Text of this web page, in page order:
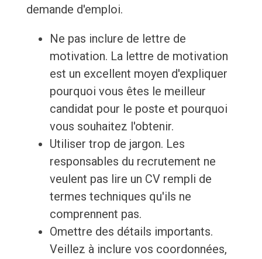
demande d'emploi.
Ne pas inclure de lettre de
motivation. La lettre de motivation
est un excellent moyen d'expliquer
pourquoi vous êtes le meilleur
candidat pour le poste et pourquoi
vous souhaitez l'obtenir.
Utiliser trop de jargon. Les
responsables du recrutement ne
veulent pas lire un CV rempli de
termes techniques qu'ils ne
comprennent pas.
Omettre des détails importants.
Veillez à inclure vos coordonnées,